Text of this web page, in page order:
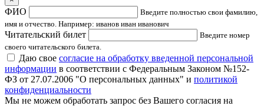
ФИО
Введите полностью свои фамилию,
имя и отчество. Например: иванов иван иванович
Читательский билет
Введите номер
своего читательского билета.
Даю свое согласие на обработку введенной персональной
информации в соответствии с Федеральным Законом №152-
ФЗ от 27.07.2006 "О персональных данных" и политикой
конфиденциальности
Мы не можем обработать запрос без Вашего согласия на